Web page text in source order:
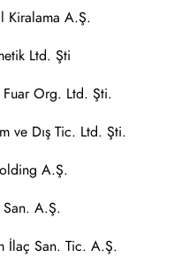
Kiralama A.Ş.
Ltd. Şti
Org. Ltd. Şti.
ve Dış Tic. Ltd. Şti.
A.Ş.
A.Ş.
İlaç San. Tic. A.Ş.